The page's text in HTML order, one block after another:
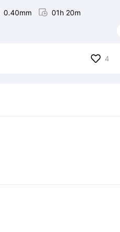
0.40mm  01h 20m
4